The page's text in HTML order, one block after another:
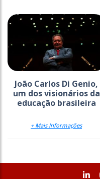
João Carlos Di Genio,
um dos visionários da
educação brasileira
+ Mais Informações